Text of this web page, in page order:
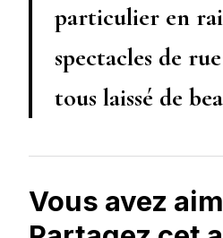
particulier en
spectacles de
tous laissé de
Vous avez